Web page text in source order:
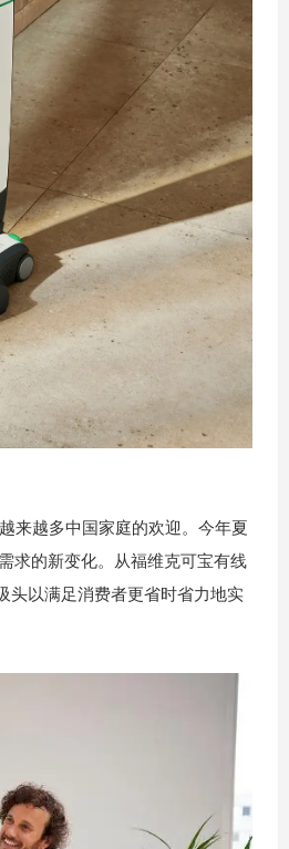
来越多中国家庭的欢迎。今年夏
求的新变化。从福维克可宝有线
头以满足消费者更省时省力地实